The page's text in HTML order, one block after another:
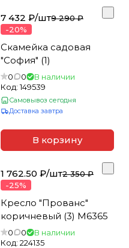
м
п
л
е
т
ы
к
л
в
ы
7 432 ₽/шт9 290 ₽
-20%
Скамейка садовая
"София" (1)
0 0
В наличии
Код:149539
Самовывоз сегодня
Доставка завтра
В корзину
1 762.50 ₽/шт2 350 ₽
-25%
Кресло "Прованс"
коричневый (3) М6365
0 0
В наличии
Код: 224135